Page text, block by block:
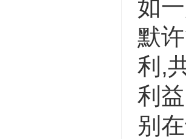
如
默
利,
利
别